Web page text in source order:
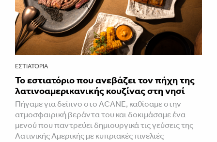
ΕΣΤΙΑΤΌΡΙΑ
Το εστιατόριο που ανεβάζει τον πήχη της
λατινοαμερικανικής κουζίνας στη νησί
Πήγαμε για δείπνο στο ACANE, καθίσαμε στην
ατμοσφαιρική βεράντα του και δοκιμάσαμε ένα
μενού που παντρεύει δημιουργικά τις γεύσεις της
Λατινικής Αμερικής με κυπριακές πινελιές